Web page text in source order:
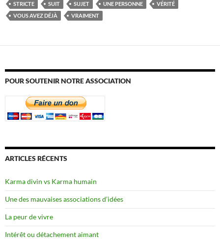
STRICTE SUIT SUJET UNE PERSONNE
VÉRITÉ
VOUS AVEZ DÉJÀ
VRAIMENT
POUR SOUTENIR NOTRE ASSOCIATION
ARTICLES RÉCENTS
Karma divin vs Karma humain
Une des mauvaises associations d’idées
La peur de vivre
Intérêt ou détachement aimant